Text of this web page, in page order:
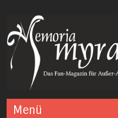
Menü